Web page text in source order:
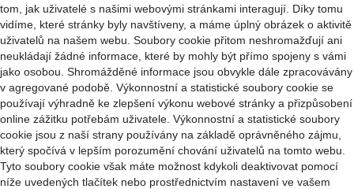
tom, jak uživatelé s našimi webovými stránkami interagují. Díky tomu
vidíme, které stránky byly navštíveny, a máme úplný obrázek o aktivitě
uživatelů na našem webu. Soubory cookie přitom neshromažďují ani
neukládají žádné informace, které by mohly být přímo spojeny s vámi
jako osobou. Shromážděné informace jsou obvykle dále zpracovávány
v agregované podobě. Výkonnostní a statistické soubory cookie se
používají výhradně ke zlepšení výkonu webové stránky a přizpůsobení
online zážitku potřebám uživatele. Výkonnostní a statistické soubory
cookie jsou z naší strany používány na základě oprávněného zájmu,
který spočívá v lepším porozumění chování uživatelů na tomto webu.
Tyto soubory cookie však máte možnost kdykoli deaktivovat pomocí
níže uvedených tlačítek nebo prostřednictvím nastavení ve vašem